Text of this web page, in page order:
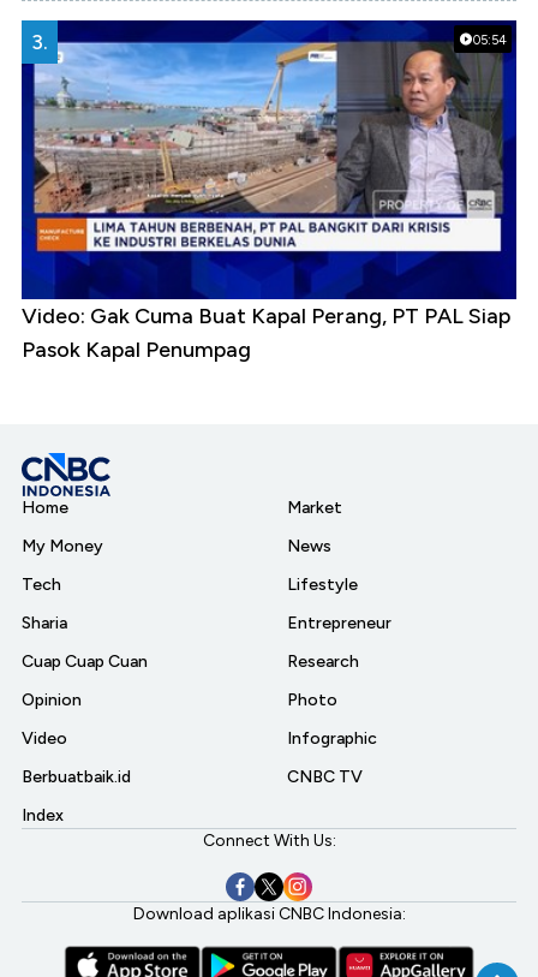
05:54
3.
Video: Gak Cuma Buat Kapal Perang, PT PAL Siap
Pasok Kapal Penumpag
Home
My Money
Tech
Sharia
Cuap Cuap Cuan
Opinion
Video
Berbuatbaik.id
Index
Market
News
Lifestyle
Entrepreneur
Research
Photo
Infographic
CNBC TV
Connect With Us:
Download aplikasi CNBC Indonesia: